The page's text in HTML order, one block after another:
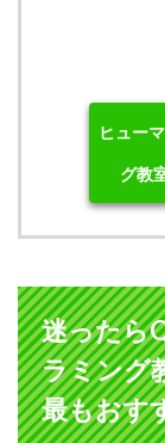
ヒュー
グ教
迷ったら
ラミング
最もおす